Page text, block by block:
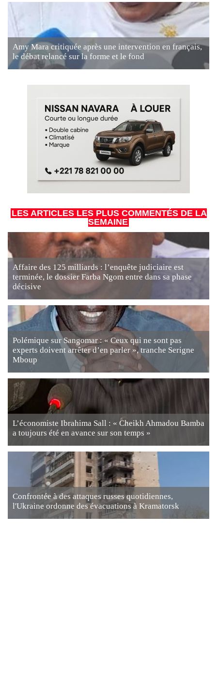
Amy Mara critiquée après une intervention en français,
le débat relancé sur la forme et le fond
LES ARTICLES LES PLUS COMMENTÉS DE LA
SEMAINE
Affaire des 125 milliards : l’enquête judiciaire est
terminée, le dossier Farba Ngom entre dans sa phase
décisive
Polémique sur Sangomar : « Ceux qui ne sont pas
experts doivent arrêter d’en parler », tranche Serigne
Mboup
L’économiste Ibrahima Sall : « Cheikh Ahmadou Bamba
a toujours été en avance sur son temps »
Confrontée à des attaques russes quotidiennes,
l'Ukraine ordonne des évacuations à Kramatorsk